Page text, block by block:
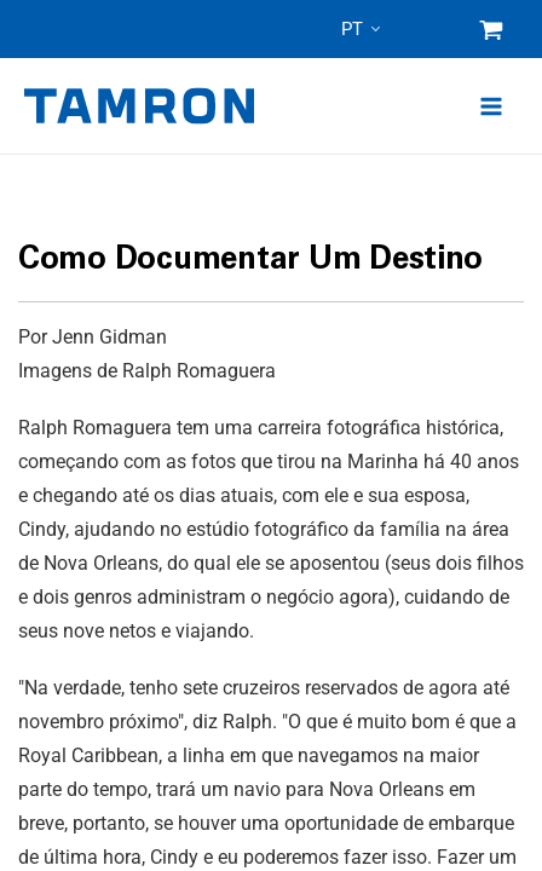
conteúdo
PT
Como Documentar Um Destino
Por Jenn Gidman
Imagens de Ralph Romaguera
Ralph Romaguera tem uma carreira fotográfica histórica,
começando com as fotos que tirou na Marinha há 40 anos
e chegando até os dias atuais, com ele e sua esposa,
Cindy, ajudando no estúdio fotográfico da família na área
de Nova Orleans, do qual ele se aposentou (seus dois filhos
e dois genros administram o negócio agora), cuidando de
seus nove netos e viajando.
"Na verdade, tenho sete cruzeiros reservados de agora até
novembro próximo", diz Ralph. "O que é muito bom é que a
Royal Caribbean, a linha em que navegamos na maior
parte do tempo, trará um navio para Nova Orleans em
breve, portanto, se houver uma oportunidade de embarque
de última hora, Cindy e eu poderemos fazer isso. Fazer um